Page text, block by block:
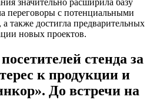
переговоры с потенциальными
также достигла предварительных
новых проектов.
стенда за
к продукции и
До встречи на